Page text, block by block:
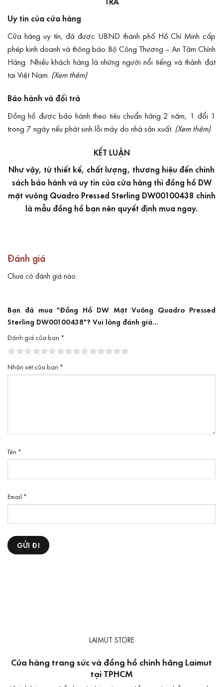
Uy tín của cửa hàng
Cửa hàng uy tín, đã được UBND thành phố Hồ Chí Minh cấp
phép kinh doanh và thông báo Bộ Công Thương – An Tâm Chính
Hãng. Nhiều khách hàng là những người nổi tiếng và thành đạt
tại Việt Nam. (Xem thêm)
Bảo hành và đổi trả
Đồng hồ được bảo hành theo tiêu chuẩn hãng 2 năm, 1 đổi 1
trong 7 ngày nếu phát sinh lỗi máy do nhà sản xuất. (Xem thêm)
KẾT LUẬN
Như vậy, từ thiết kế, chất lượng, thương hiệu đến chính
sách bảo hành và uy tín của cửa hàng thì đồng hồ DW
mặt vuông Quadro Pressed Sterling DW00100438 chính
là mẫu đồng hồ bạn nên quyết định mua ngay.
Đánh giá
Chưa có đánh giá nào.
Bạn đã mua "Đồng Hồ DW Mặt Vuông Quadro Pressed
Sterling DW00100438"? Vui lòng đánh giá...
Đánh giá của bạn *
Nhận xét của bạn *
Tên *
Email *
LAIMUT STORE
Cửa hàng trang sức và đồng hồ chính hãng Laimut
tại TPHCM